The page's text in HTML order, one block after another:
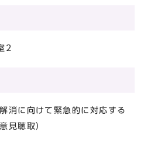
2
消に向けて緊急的に対応する
見聴取）